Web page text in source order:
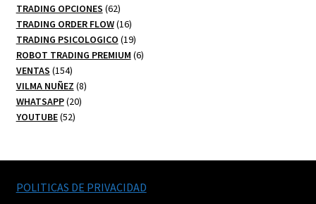
productos
TRADING OPCIONES 6262
productos
TRADING ORDER FLOW 1616
productos
TRADING PSICOLOGICO 1919
productos
ROBOT TRADING PREMIUM 66
VENTAS 154154
productos
VILMA NUÑEZ 88
WHATSAPP 2020
YOUTUBE 5252
POLITICAS DE PRIVACIDAD